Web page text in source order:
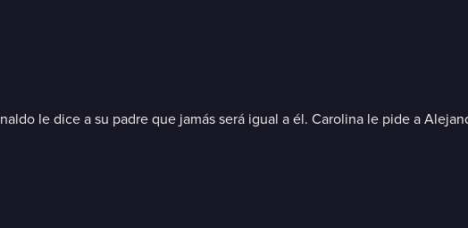
le dice a su padre que jamás será igual a él. Carolina le pide a